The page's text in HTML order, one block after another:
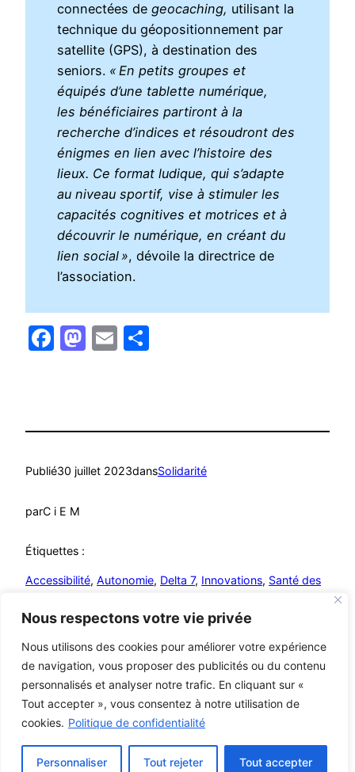
Nous respectons votre vie privée
Nous utilisons des cookies pour améliorer votre expérience
de navigation, vous proposer des publicités ou du contenu
personnalisés et analyser notre trafic. En cliquant sur «
Tout accepter », vous consentez à notre utilisation de
cookies. Politique de confidentialité
Personnaliser Tout rejeter Tout accepter
connectées degeocaching, utilisant la
technique du géopositionnement par
satellite (GPS), à destination des
seniors. « En petits groupes et
équipés d’une tablette numérique,
les bénéficiaires partiront à la
recherche d’indices et résoudront des
énigmes en lien avec l’histoire des
lieux. Ce format ludique, qui s’adapte
au niveau sportif, vise à stimuler les
capacités cognitives et motrices et à
découvrir le numérique, en créant du
lien social », dévoile la directrice de
l’association.
Facebook
Mastodon
Email
Publié30 juillet 2023dansSolidarité
parC i E M
Étiquettes :
Accessibilité, Autonomie, Delta 7, Innovations, Santé des
Mutualistes – MCA © C i E M
Mentions légales